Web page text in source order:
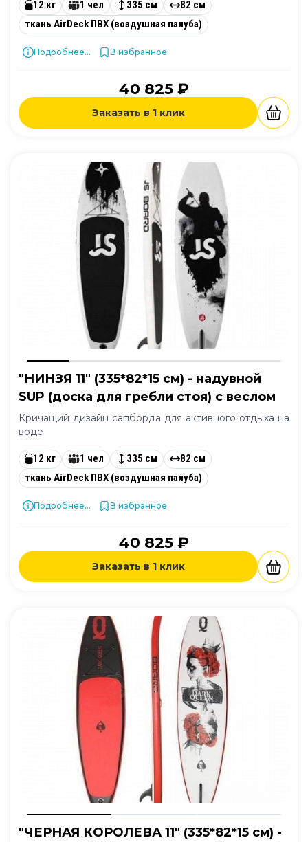
12 кг 1 чел 335 см
82 см
ткань AirDeck ПВХ (воздушная палуба)
Подробнее... В избранное
40 825 ₽
Заказать в 1 клик
"НИНЗЯ 11" (335*82*15 см) - надувной
SUP (доска для гребли стоя) с веслом
Кричащий дизайн сапборда для активного отдыха на
воде
12 кг 1 чел 335 см
82 см
ткань AirDeck ПВХ (воздушная палуба)
Подробнее... В избранное
40 825 ₽
Заказать в 1 клик
"ЧЕРНАЯ КОРОЛЕВА 11" (335*82*15 см) -